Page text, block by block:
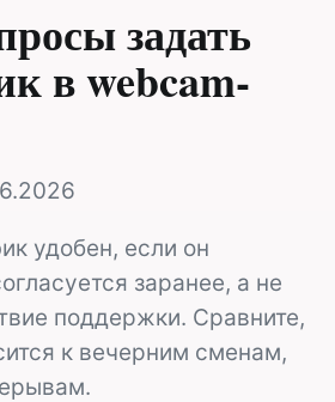
задать
в webcam-
удобен, если он
заранее, а не
поддержки. Сравните,
к вечерним сменам,